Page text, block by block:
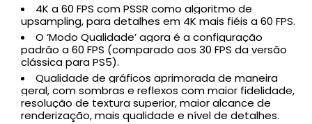
4K a 60 FPS com PSSR como algoritmo de
upsampling, para detalhes em 4K mais fiéis a 60 FPS.
O ’Modo Qualidade’ agora é a configuração
padrão a 60 FPS (comparado aos 30 FPS da versão
clássica para PS5).
Qualidade de gráficos aprimorada de maneira
geral, com sombras e reflexos com maior fidelidade,
resolução de textura superior, maior alcance de
renderização, mais qualidade e nível de detalhes.